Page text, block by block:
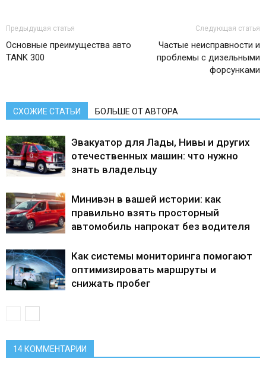
Предыдущая статья
Основные преимущества авто
TANK 300
Следующая статья
Частые неисправности и
проблемы с дизельными
форсунками
СХОЖИЕ СТАТЬИ БОЛЬШЕ ОТ АВТОРА
Эвакуатор для Лады, Нивы и других
отечественных машин: что нужно
знать владельцу
Минивэн в вашей истории: как
правильно взять просторный
автомобиль напрокат без водителя
Как системы мониторинга помогают
оптимизировать маршруты и
снижать пробег
14 КОММЕНТАРИИ